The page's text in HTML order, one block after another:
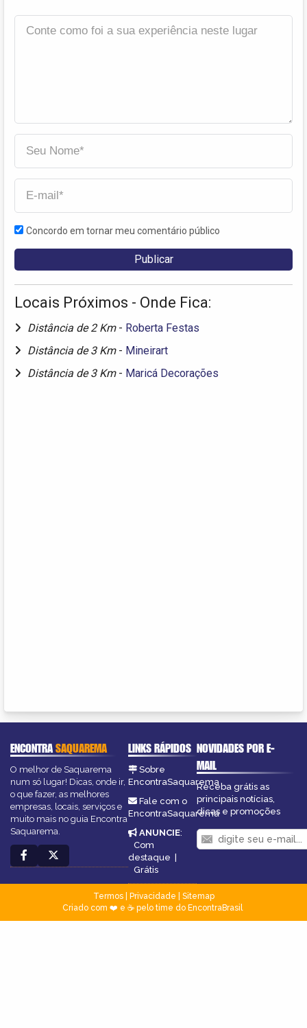
Concordo em tornar meu comentário público
Locais Próximos - Onde Fica:
Distância de 2 Km - Roberta Festas
Distância de 3 Km - Mineirart
Distância de 3 Km - Maricá Decorações
ENCONTRASAQUAREMA
O melhor de Saquarema
num só lugar! Dicas, onde ir,
o que fazer, as melhores
empresas, locais, serviços e
muito mais no guia Encontra
Saquarema.
LINKS RÁPIDOS
Sobre
EncontraSaquarema
Fale com o
EncontraSaquarema
ANUNCIE:
Com
destaque |
Grátis
NOVIDADES POR E-
MAIL
Receba grátis as
principais notícias,
dicas e promoções
Termos| Privacidade
Sitemap
Criado com ❤️ e ☕ pelo time do EncontraBrasil